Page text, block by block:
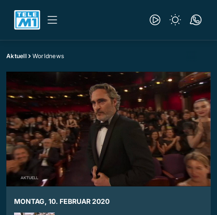
Aktuell Worldnews
MONTAG, 10. FEBRUAR 2020